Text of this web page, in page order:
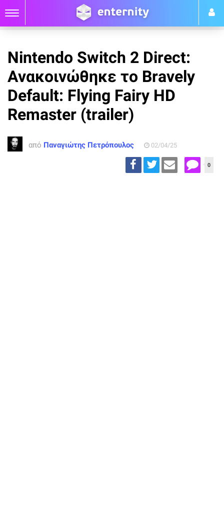
Nintendo Switch 2 Direct:
Ανακοινώθηκε το Bravely
Default: Flying Fairy HD
Remaster (trailer)
από Παναγιώτης Πετρόπουλος 02/04/25
0